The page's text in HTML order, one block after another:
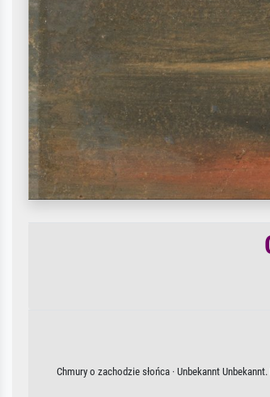
Chmury o zachodzie słońca · Unbekannt